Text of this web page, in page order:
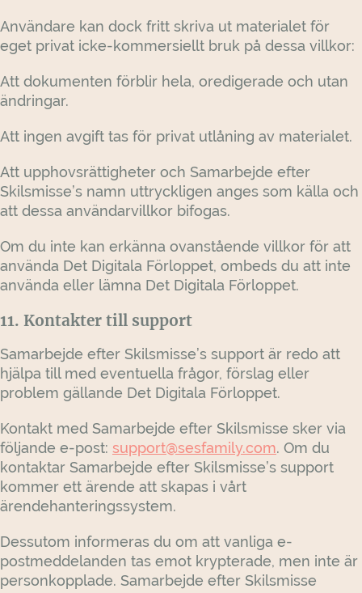
Användare kan dock fritt skriva ut materialet för
eget privat icke-kommersiellt bruk på dessa villkor:
Att dokumenten förblir hela, oredigerade och utan
ändringar.
Att ingen avgift tas för privat utlåning av materialet.
Att upphovsrättigheter och Samarbejde efter
Skilsmisse’s namn uttryckligen anges som källa och
att dessa användarvillkor bifogas.
Om du inte kan erkänna ovanstående villkor för att
använda Det Digitala Förloppet, ombeds du att inte
använda eller lämna Det Digitala Förloppet.
11. Kontakter till support
Samarbejde efter Skilsmisse’s support är redo att
hjälpa till med eventuella frågor, förslag eller
problem gällande Det Digitala Förloppet.
Kontakt med Samarbejde efter Skilsmisse sker via
följande e-post: support@sesfamily.com. Om du
kontaktar Samarbejde efter Skilsmisse’s support
kommer ett ärende att skapas i vårt
ärendehanteringssystem.
Dessutom informeras du om att vanliga e-
postmeddelanden tas emot krypterade, men inte är
personkopplade. Samarbejde efter Skilsmisse